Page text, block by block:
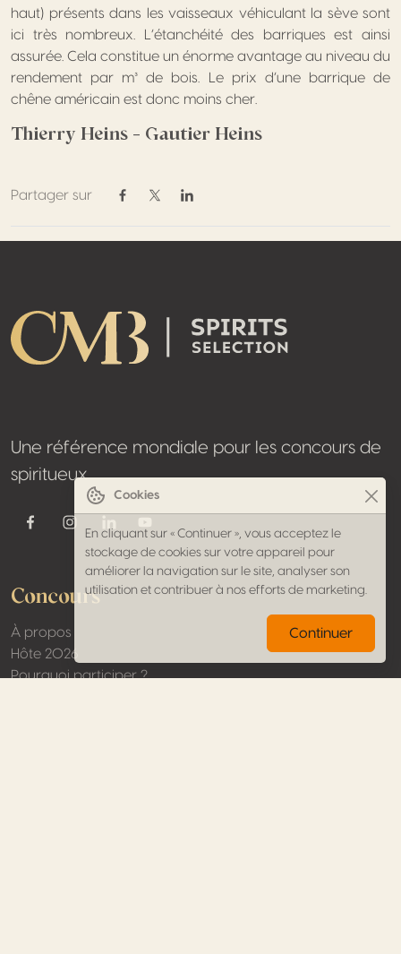
haut) présents dans les vaisseaux véhiculant la sève sont
ici très nombreux. L’étanchéité des barriques est ainsi
assurée. Cela constitue un énorme avantage au niveau du
rendement par m³ de bois. Le prix d’une barrique de
chêne américain est donc moins cher.
Thierry Heins – Gautier Heins
Partager sur
Partager sur Facebook
Partager sur Twitter / X
Partager sur Linkedin
Une référence mondiale pour les concours de
spiritueux
FacebookInstagramLinkedinYoutube
Concours
À propos
Hôte 2026
Pourquoi participer ?
Cookies
En cliquant sur « Continuer », vous acceptez le
stockage de cookies sur votre appareil pour
améliorer la navigation sur le site, analyser son
utilisation et contribuer à nos efforts de marketing.
Continuer